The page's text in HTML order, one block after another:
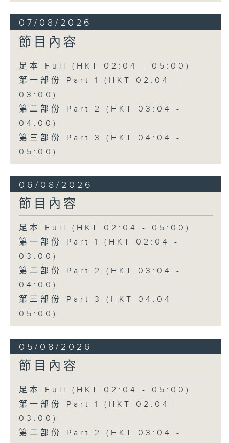
07/08/2026
節目內容
足本 Full (HKT 02:04 - 05:00)
第一部份 Part 1 (HKT 02:04 -
03:00)
第二部份 Part 2 (HKT 03:04 -
04:00)
第三部份 Part 3 (HKT 04:04 -
05:00)
06/08/2026
節目內容
足本 Full (HKT 02:04 - 05:00)
第一部份 Part 1 (HKT 02:04 -
03:00)
第二部份 Part 2 (HKT 03:04 -
04:00)
第三部份 Part 3 (HKT 04:04 -
05:00)
05/08/2026
節目內容
足本 Full (HKT 02:04 - 05:00)
第一部份 Part 1 (HKT 02:04 -
03:00)
第二部份 Part 2 (HKT 03:04 -